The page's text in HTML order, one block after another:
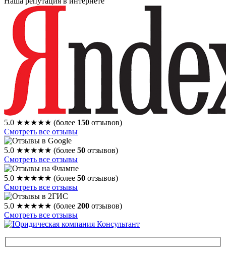
5.0 ★★★★★ (более 150 отзывов)
Смотреть все отзывы
5.0 ★★★★★ (более 50 отзывов)
Смотреть все отзывы
5.0 ★★★★★ (более 50 отзывов)
Смотреть все отзывы
5.0 ★★★★★ (более 200 отзывов)
Смотреть все отзывы